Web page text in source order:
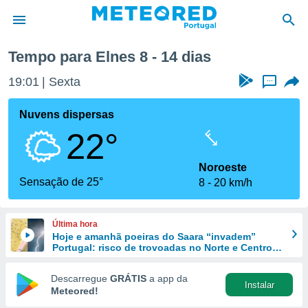
da
foi
fornecidas
a este
das
e
forma
digital
Tempo para Elnes 8 - 14 dias
19:01 Sexta ...
Nuvens dispersas
22°
Sensação de 25°
Noroeste
8
20 km/h
Última hora
Hoje e amanhã poeiras do Saara “invadem”
Portugal: risco de trovoadas no Norte e Centro
Descarregue GRÁTIS a app da
Meteored!
Instalar